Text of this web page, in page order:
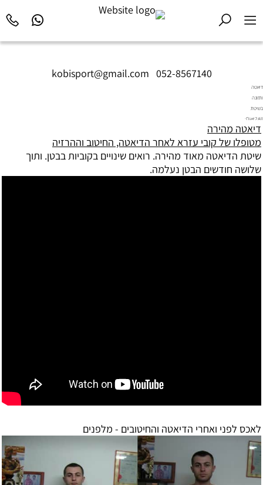
kobisport@gmail.com 052-8567140
דיאטה
ותזונה
בשיטת
Diet2All:
המדע
שמאחורי
המושלם.
דיאטה מהירה
מטופלו של קובי עזרא לאחר הדיאטה, החיטוב וההרזיה
שיטת הדיאטה מאוד מהירה. רואים שינויים בקוביות בבטן. ותוך
שלושה חודשים הבטן נעלמה.
לאכס לפני ואחרי הדיאטה והחיטובים - מלפנים